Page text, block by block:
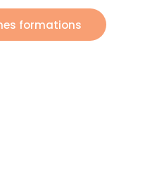
formations